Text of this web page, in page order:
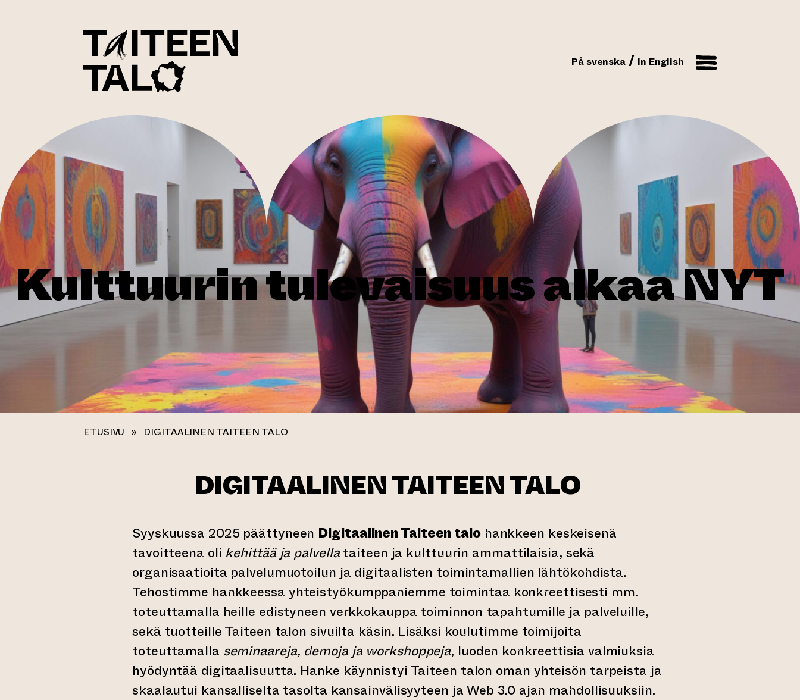
På svenska In English
Kulttuurin tulevaisuus alkaa NYT
ETUSIVU » DIGITAALINEN TAITEEN TALO
DIGITAALINEN TAITEEN TALO
Syyskuussa 2025 päättyneen Digitaalinen Taiteen talohankkeen keskeisenä
tavoitteena oli kehittää ja palvellataiteen ja kulttuurin ammattilaisia, sekä
organisaatioita palvelumuotoilun ja digitaalisten toimintamallien lähtökohdista.
Tehostimme hankkeessa yhteistyökumppaniemme toimintaa konkreettisesti mm.
toteuttamalla heille edistyneen verkkokauppa toiminnon tapahtumille ja palveluille,
sekä tuotteille Taiteen talon sivuilta käsin. Lisäksi koulutimme toimijoita
toteuttamalla seminaareja, demoja ja workshoppeja, luoden konkreettisia valmiuksia
hyödyntää digitaalisuutta. Hanke käynnistyi Taiteen talon oman yhteisön tarpeista ja
skaalautui kansalliselta tasolta kansainvälisyyteen ja Web 3.0 ajan mahdollisuuksiin.